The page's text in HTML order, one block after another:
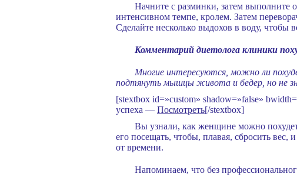
Начните с разминки, затем выполните
интенсивном темпе, кролем. Затем
Сделайте несколько выдохов в воду, чтобы
Комментарий диетолога клиники
Многие интересуются, можно ли
подтянуть мышцы живота и бедер, но не
[stextbox id=»custom» shadow=»false»
успеха — Посмотреть[/stextbox]
Вы узнали, как женщине можно
его посещать, чтобы, плавая, сбросить
от времени.
Напоминаем, что без